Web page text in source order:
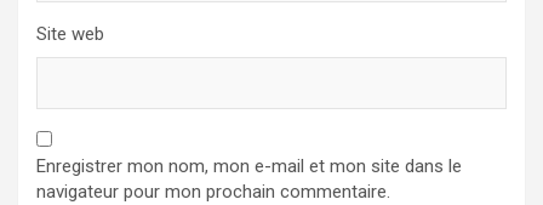
Site web
Enregistrer mon nom, mon e-mail et mon site dans le
navigateur pour mon prochain commentaire.